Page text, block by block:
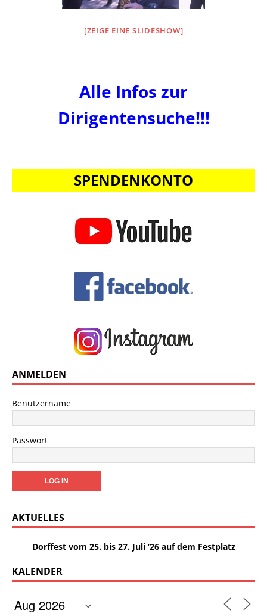
[ZEIGE EINE SLIDESHOW]
Alle Infos zur
Dirigentensuche!!!
SPENDENKONTO
ANMELDEN
Benutzername
Passwort
AKTUELLES
Dorffest vom 25. bis 27. Juli ’26 auf dem Festplatz
KALENDER